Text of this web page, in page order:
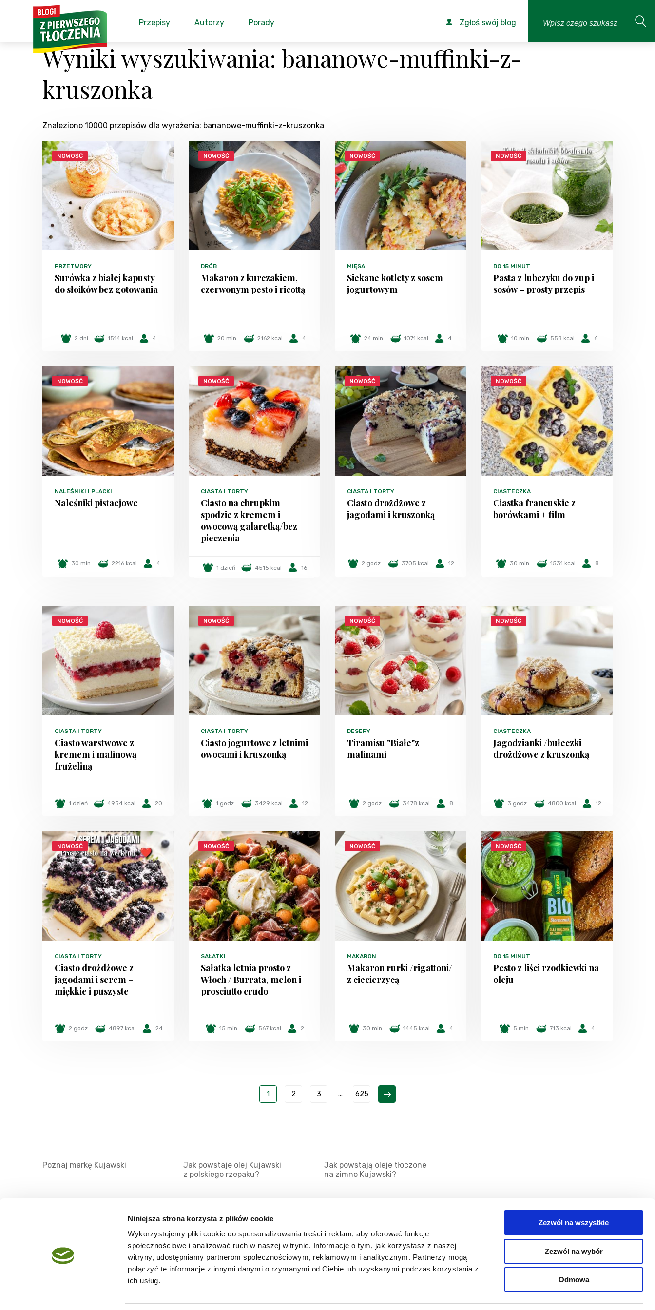
Niniejsza strona korzysta z plików cookie
Wykorzystujemy pliki cookie do spersonalizowania treści i reklam, aby oferować funkcje
społecznościowe i analizować ruch w naszej witrynie. Informacje o tym, jak korzystasz z naszej
witryny, udostępniamy partnerom społecznościowym, reklamowym i analitycznym. Partnerzy mogą
połączyć te informacje z innymi danymi otrzymanymi od Ciebie lub uzyskanymi podczas korzystania z
ich usług.
Zezwól na wszystkie
Zezwól na wybór
Odmowa
Przepisy Autorzy Porady Zgłoś swój blog
Wyniki wyszukiwania: bananowe-muffinki-z-
kruszonka
Znaleziono 10000 przepisów dla wyrażenia: bananowe-muffinki-z-kruszonka
NOWOŚĆ
PRZETWORY
Surówka z białej kapusty
do słoików bez gotowania
2 dni 1514 kcal 4
NOWOŚĆ
DRÓB
Makaron z kurczakiem,
czerwonym pesto i ricottą
20 min. 2162 kcal 4
NOWOŚĆ
MIĘSA
Siekane kotlety z sosem
jogurtowym
24 min. 1071 kcal 4
NOWOŚĆ
DO 15 MINUT
Pasta z lubczyku do zup i
sosów – prosty przepis
10 min. 558 kcal 6
NOWOŚĆ
NALEŚNIKI I PLACKI
Naleśniki pistacjowe
30 min. 2216 kcal 4
NOWOŚĆ
CIASTA I TORTY
Ciasto na chrupkim
spodzie z kremem i
owocową galaretką/bez
pieczenia
1 dzień 4515 kcal 16
NOWOŚĆ
CIASTA I TORTY
Ciasto drożdżowe z
jagodami i kruszonką
2 godz. 3705 kcal 12
NOWOŚĆ
CIASTECZKA
Ciastka francuskie z
borówkami + film
30 min. 1531 kcal 8
NOWOŚĆ
CIASTA I TORTY
Ciasto warstwowe z
kremem i malinową
frużeliną
1 dzień 4954 kcal 20
NOWOŚĆ
CIASTA I TORTY
Ciasto jogurtowe z letnimi
owocami i kruszonką
1 godz. 3429 kcal 12
NOWOŚĆ
DESERY
Tiramisu "Białe"z
malinami
2 godz. 3478 kcal 8
NOWOŚĆ
CIASTECZKA
Jagodzianki /bułeczki
drożdżowe z kruszonką
3 godz. 4800 kcal 12
NOWOŚĆ
CIASTA I TORTY
Ciasto drożdżowe z
jagodami i serem –
miękkie i puszyste
2 godz. 4897 kcal 24
NOWOŚĆ
SAŁATKI
Sałatka letnia prosto z
Włoch / Burrata, melon i
prosciutto crudo
15 min. 567 kcal 2
NOWOŚĆ
MAKARON
Makaron rurki /rigattoni/
z ciecierzycą
30 min. 1445 kcal 4
NOWOŚĆ
DO 15 MINUT
Pesto z liści rzodkiewki na
oleju
5 min. 713 kcal 4
1 2 3 ... 625
Poznaj markę Kujawski
Jak powstaje olej Kujawski
z polskiego rzepaku?
Jak powstają oleje tłoczone
na zimno Kujawski?
Regulamin
Mapa serwisu
Kanały RSS
Porady
Kategorie
Kontakt
Zaloguj się